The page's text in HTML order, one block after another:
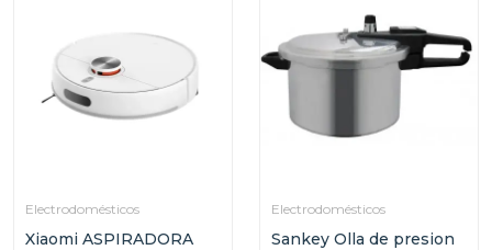
Electrodomésticos
Xiaomi ASPIRADORA
Electrodomésticos
Sankey Olla de presion